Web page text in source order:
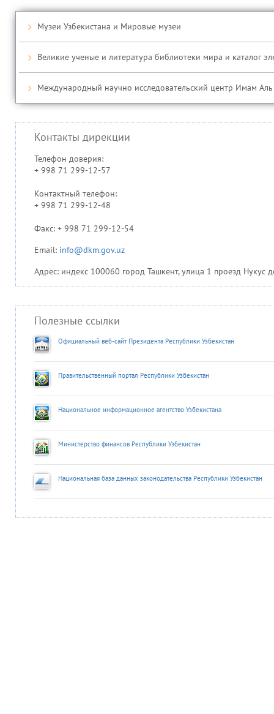
Музеи Узбекистана и Мировые музеи
Великие ученые и литература библиотеки мира и каталог
Международный научно исследовательский центр Имам
Контакты дирекции
Телефон доверия:
+ 998 71 299-12-57
Контактный телефон:
+ 998 71 299-12-48
Факс: + 998 71 299-12-54
Email: info@dkm.gov.uz
Адрес: индекс 100060 город Ташкент, улица 1 проезд Нукус
Полезные ссылки
Официальный веб-сайт Президента Республики Узбекистан
Правительственный портал Республики Узбекистан
Национальное информационное агентство Узбекистана
Министерство финансов Республики Узбекистан
Национальная база данных законодательства Республики Узбекистан